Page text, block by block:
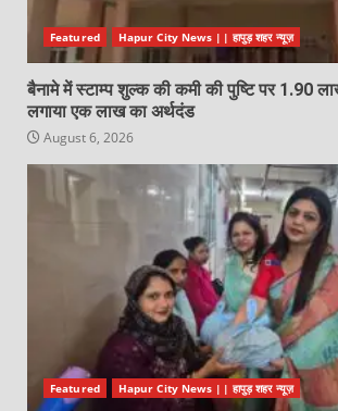
Featured Hapur City News || हापुड़ शहर न्यूज़
बैनामे में स्टाम्प शुल्क की कमी की पुष्टि पर 1.90
लगाया एक लाख का अर्थदंड
August 6, 2026
Featured Hapur City News || हापुड़ शहर न्यूज़